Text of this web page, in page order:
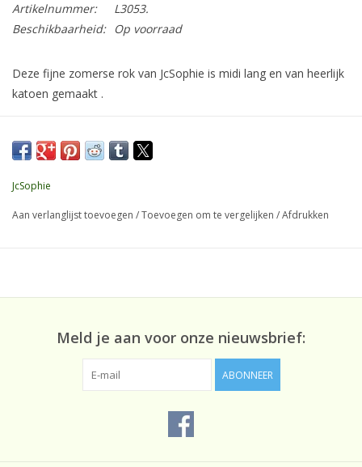
Artikelnummer:
L3053.
Beschikbaarheid:
Op voorraad
Deze fijne zomerse rok van JcSophie is midi lang en van heerlijk
katoen gemaakt .
blauw.
JcSophie
Aan verlanglijst toevoegen /Toevoegen om te vergelijken /Afdrukken
Meld je aan voor onze nieuwsbrief:
ABONNEER